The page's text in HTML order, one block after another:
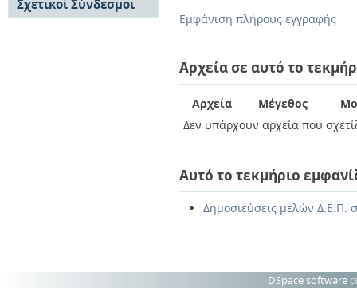
Εμφάνιση πλήρους εγγραφής
Αρχεία σε αυτό το
Αρχεία Μέγεθος
Δεν υπάρχουν αρχεία που
Αυτό το τεκμήριο
Δημοσιεύσεις μελών Δ.Ε.Π.
Τίτλοι
Θέματα
Οδηγίες Χρήσης ΙΑ
Συχνές Ερωτήσεις
Σχετικοί Σύνδεσμοι
DSpace software